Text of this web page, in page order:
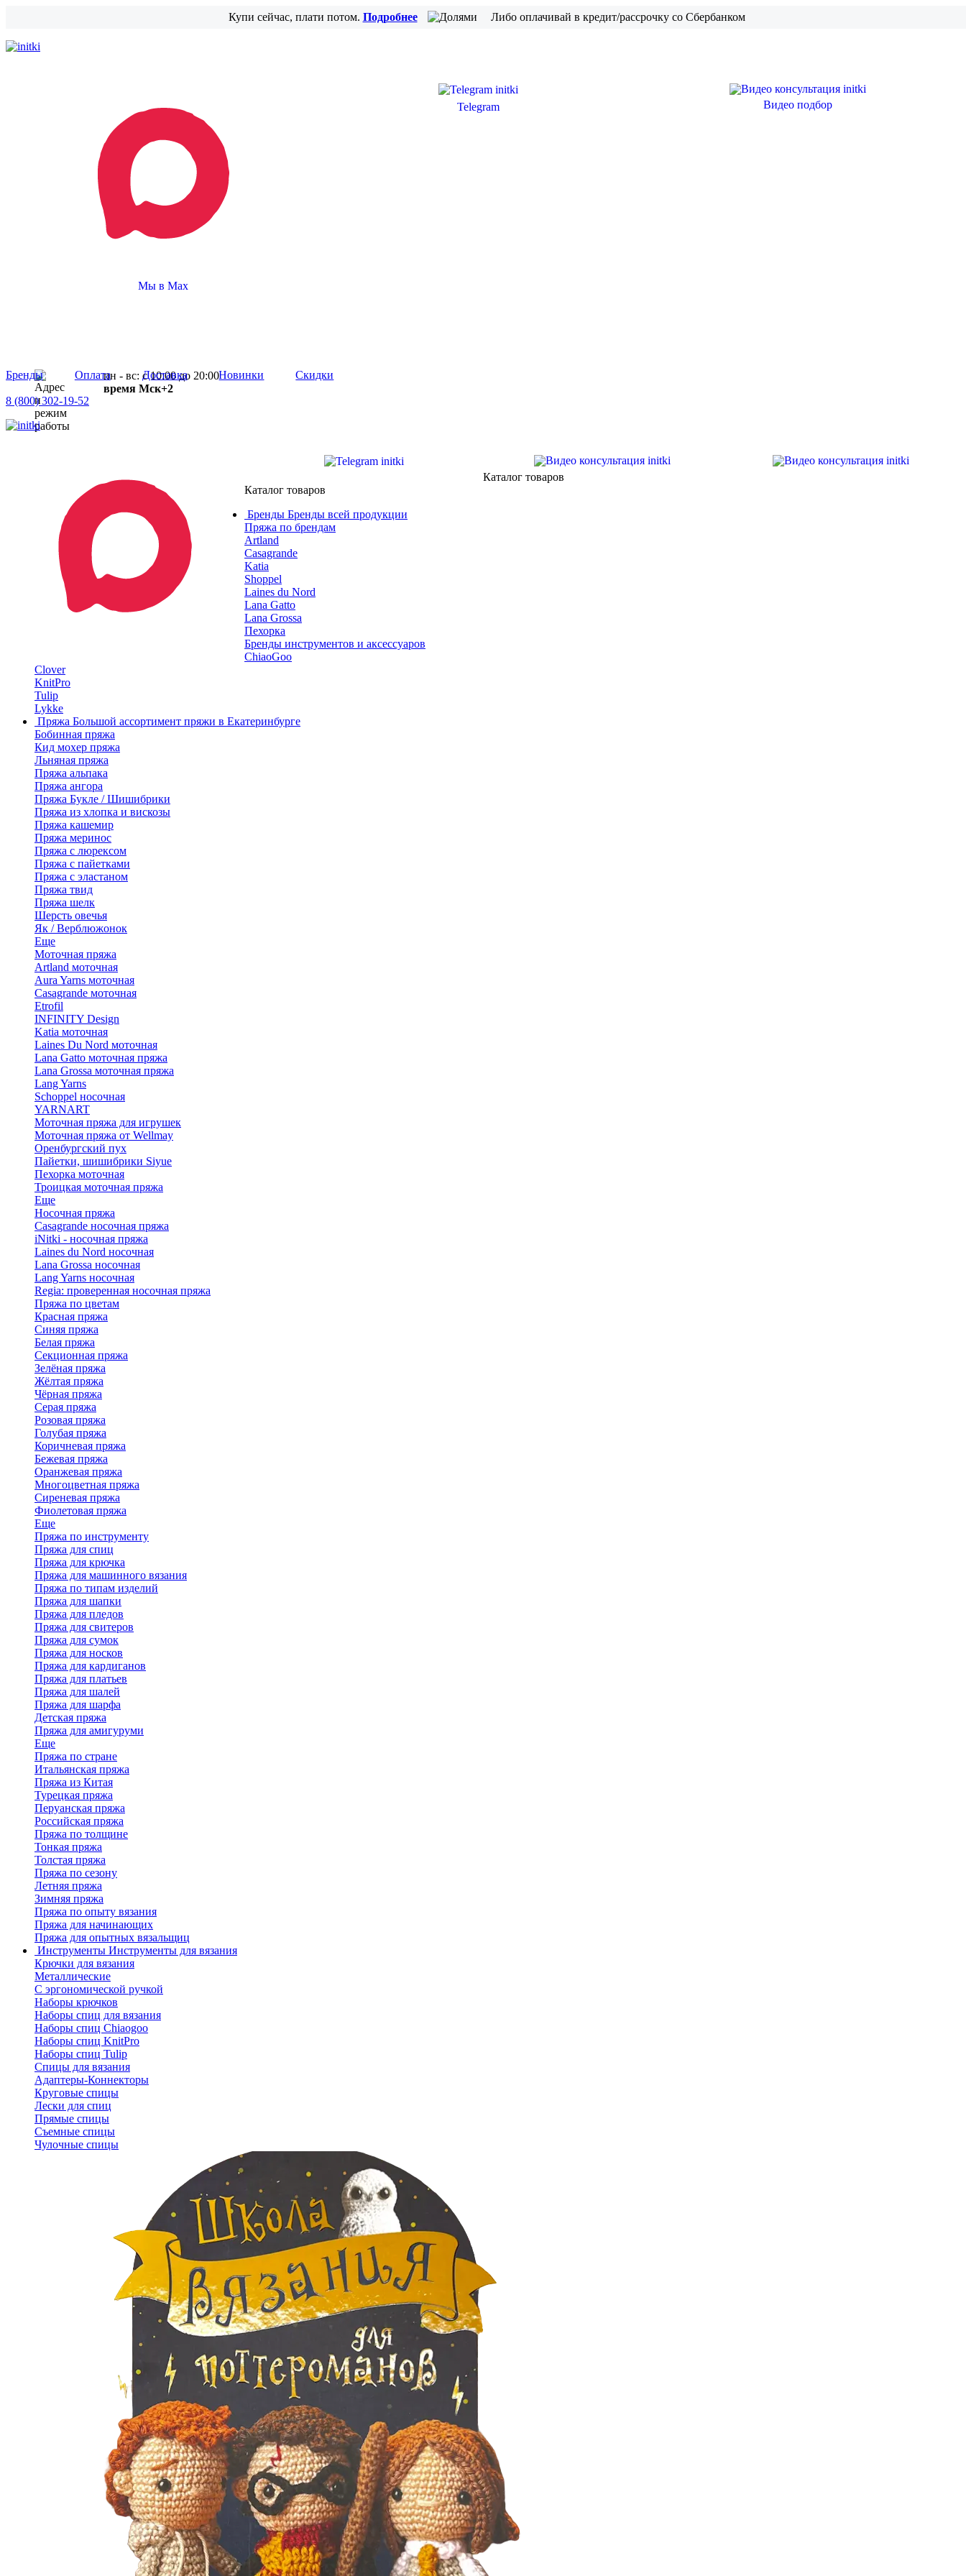
Купи сейчас, плати потом. Подробнее Либо оплачивай в кредит/рассрочку со Сбербанком
Мы в Max
Telegram Видео подбор
Бренды Оплата Доставка Новинки Скидки
8 (800) 302-19-52
пн - вс: с 10:00 до 20:00
время Мск+2
Каталог товаров
Каталог товаров
Бренды Бренды всей продукции
Пряжа по брендам
Artland
Casagrande
Katia
Shoppel
Laines du Nord
Lana Gatto
Lana Grossa
Пехорка
Бренды инструментов и аксессуаров
ChiaoGoo
Clover
KnitPro
Tulip
Lykke
Пряжа Большой ассортимент пряжи в Екатеринбурге
Бобинная пряжа
Кид мохер пряжа
Льняная пряжа
Пряжа альпака
Пряжа ангора
Пряжа Букле / Шишибрики
Пряжа из хлопка и вискозы
Пряжа кашемир
Пряжа меринос
Пряжа с люрексом
Пряжа с пайетками
Пряжа с эластаном
Пряжа твид
Пряжа шелк
Шерсть овечья
Як / Верблюжонок
Еще
Моточная пряжа
Artland моточная
Aura Yarns моточная
Casagrande моточная
Etrofil
INFINITY Design
Katia моточная
Laines Du Nord моточная
Lana Gatto моточная пряжа
Lana Grossa моточная пряжа
Lang Yarns
Schoppel носочная
YARNART
Моточная пряжа для игрушек
Моточная пряжа от Wellmay
Оренбургский пух
Пайетки, шишибрики Siyue
Пехорка моточная
Троицкая моточная пряжа
Еще
Носочная пряжа
Casagrande носочная пряжа
iNitki - носочная пряжа
Laines du Nord носочная
Lana Grossa носочная
Lang Yarns носочная
Regia: проверенная носочная пряжа
Пряжа по цветам
Красная пряжа
Синяя пряжа
Белая пряжа
Секционная пряжа
Зелёная пряжа
Жёлтая пряжа
Чёрная пряжа
Серая пряжа
Розовая пряжа
Голубая пряжа
Коричневая пряжа
Бежевая пряжа
Оранжевая пряжа
Многоцветная пряжа
Сиреневая пряжа
Фиолетовая пряжа
Еще
Пряжа по инструменту
Пряжа для спиц
Пряжа для крючка
Пряжа для машинного вязания
Пряжа по типам изделий
Пряжа для шапки
Пряжа для пледов
Пряжа для свитеров
Пряжа для сумок
Пряжа для носков
Пряжа для кардиганов
Пряжа для платьев
Пряжа для шалей
Пряжа для шарфа
Детская пряжа
Пряжа для амигуруми
Еще
Пряжа по стране
Итальянская пряжа
Пряжа из Китая
Турецкая пряжа
Перуанская пряжа
Российская пряжа
Пряжа по толщине
Тонкая пряжа
Толстая пряжа
Пряжа по сезону
Летняя пряжа
Зимняя пряжа
Пряжа по опыту вязания
Пряжа для начинающих
Пряжа для опытных вязальщиц
Инструменты Инструменты для вязания
Крючки для вязания
Металлические
С эргономической ручкой
Наборы крючков
Наборы спиц для вязания
Наборы спиц Chiaogoo
Наборы спиц KnitPro
Наборы спиц Tulip
Спицы для вязания
Адаптеры-Коннекторы
Круговые спицы
Лески для спиц
Прямые спицы
Съемные спицы
Чулочные спицы